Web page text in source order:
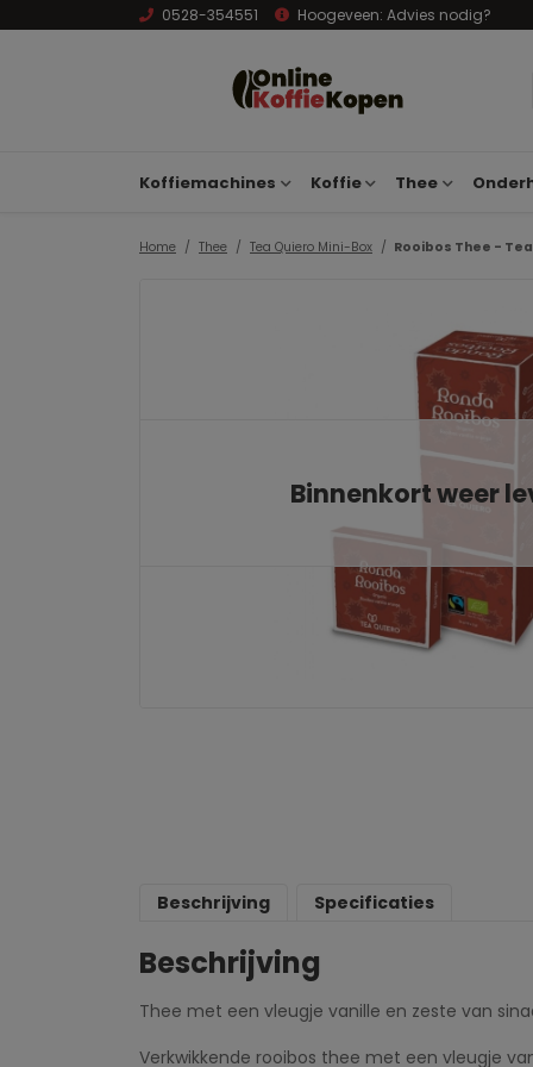
0528-354551 Hoogeveen: Advies nodig?
Koffiemachines Koffie Thee
Home Thee Tea Quiero Mini-Box Rooibos Thee -
Binnenkort weer
Beschrijving Specificaties
Beschrijving
Thee met een vleugje vanille en zeste van
Verkwikkende rooibos thee met een vleugje